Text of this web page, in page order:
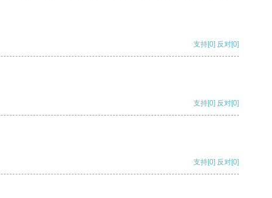
支持[0] 反对[0]
支持[0] 反对[0]
支持[0] 反对[0]